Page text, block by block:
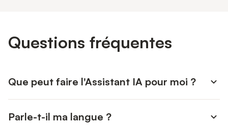
Questions fréquentes
Que peut faire l'Assistant IA pour moi ?
réservations, les paiements, les prix, le calendrier et les
Parle-t-il ma langue ?